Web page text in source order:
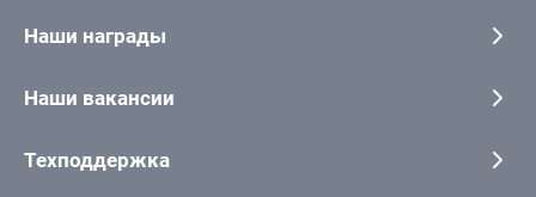
Наши награды
Наши вакансии
Техподдержка